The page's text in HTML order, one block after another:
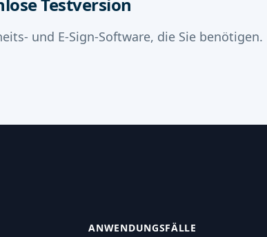
und E-Sign-Software, die Sie benötigen.
ANWENDUNGSFÄLLE